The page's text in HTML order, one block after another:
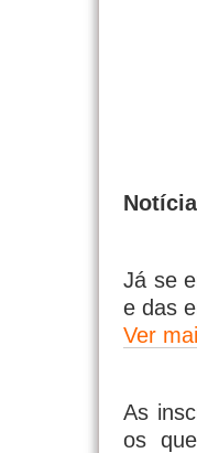
Já se
e das
Ver
As
os